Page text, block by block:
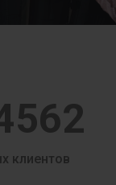
клиентов